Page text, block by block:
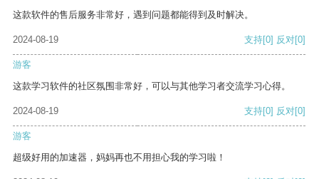
这款软件的售后服务非常好，遇到问题都能得到及时解决。
2024-08-19 支持[0] 反对[0]
游客
这款学习软件的社区氛围非常好，可以与其他学习者交流学习心得。
2024-08-19 支持[0] 反对[0]
游客
超级好用的加速器，妈妈再也不用担心我的学习啦！